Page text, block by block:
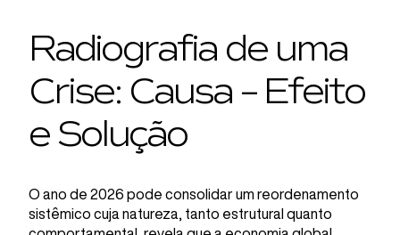
Radiografia de uma
Crise: Causa – Efeito
e Solução
O ano de 2026 pode consolidar um reordenamento
sistêmico cuja natureza, tanto estrutural quanto